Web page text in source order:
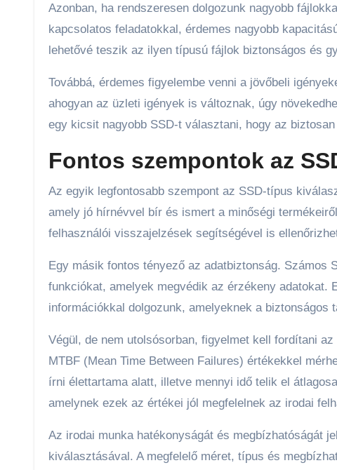
Azonban, ha rendszeresen dolgozunk nagyobb
kapcsolatos feladatokkal, érdemes nagyobb
lehetővé teszik az ilyen típusú fájlok biztonságos és
Továbbá, érdemes figyelembe venni a jövőbeli
ahogyan az üzleti igények is változnak, úgy
egy kicsit nagyobb SSD-t választani, hogy az
Fontos szempontok az
Az egyik legfontosabb szempont az SSD-típus
amely jó hírnévvel bír és ismert a minőségi
felhasználói visszajelzések segítségével is
Egy másik fontos tényező az adatbiztonság. Számos
funkciókat, amelyek megvédik az érzékeny adatokat.
információkkal dolgozunk, amelyeknek a biztonságos
Végül, de nem utolsósorban, figyelmet kell fordítani
MTBF (Mean Time Between Failures) értékekkel
írni élettartama alatt, illetve mennyi idő telik el
amelynek ezek az értékei jól megfelelnek az irodai
Az irodai munka hatékonyságát és megbízhatóságát
kiválasztásával. A megfelelő méret, típus és